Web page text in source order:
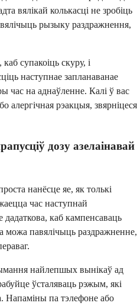
вялікай колькасці не зробіць
рызыку раздражнення,
супакоіць скуру, і
наступнае запланаванае
час на аднаўленне. Калі ў вас
алергічная рэакцыя, звярніцеся
дозу азелаінавай
нанёсце яе, як толькі
час наступнай
каб кампенсаваць
можа павялічыць раздражненне,
найлепшых вынікаў ад
ўсталяваць рэжым, які
Напаміны па тэлефоне або